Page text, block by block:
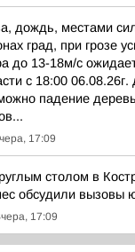
дождь, местами
град, при грозе
до 13-18м/с
с 18:00 06.08.26г.
падение
17:09
столом в
обсудили вызовы
17:09